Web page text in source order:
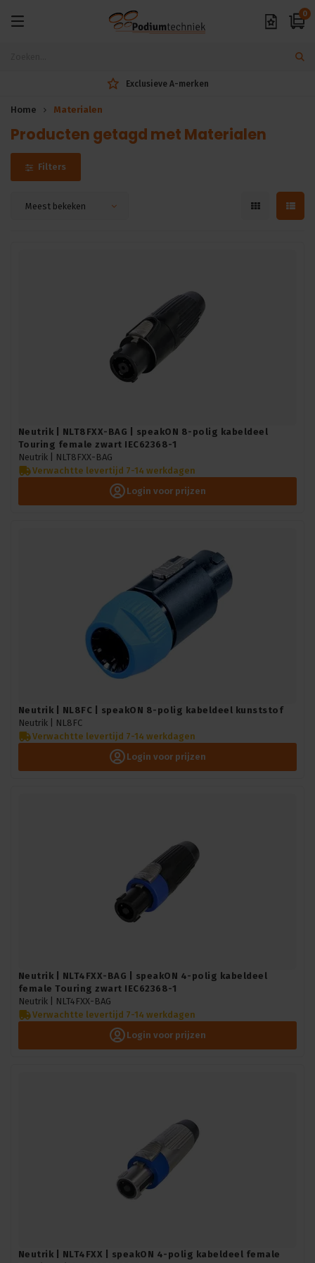
0
Exclusieve A-merken
Home Materialen
Producten getagd met Materialen
Filters
Meest bekeken
Neutrik | NLT8FXX-BAG | speakON 8-polig kabeldeel
Touring female zwart IEC62368-1
Neutrik |
NLT8FXX-BAG
Verwachtte levertijd 7-14 werkdagen
Login voor prijzen
Neutrik | NL8FC | speakON 8-polig kabeldeel kunststof
Neutrik |
NL8FC
Verwachtte levertijd 7-14 werkdagen
Login voor prijzen
Neutrik | NLT4FXX-BAG | speakON 4-polig kabeldeel
female Touring zwart IEC62368-1
Neutrik |
NLT4FXX-BAG
Verwachtte levertijd 7-14 werkdagen
Login voor prijzen
Neutrik | NLT4FXX | speakON 4-polig kabeldeel female